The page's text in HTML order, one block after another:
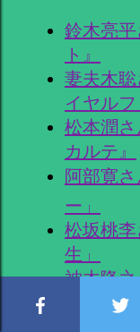
鈴木亮
ト』
妻夫木
イヤルフ
松本潤
カルテ』
阿部寛
ー」
松坂桃
生」
神木隆
眠るダ